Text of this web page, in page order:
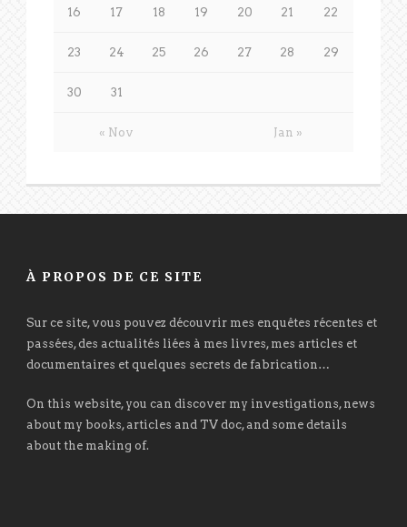
« Nov Jan »
16 17 18 19 20 21 22
23 24 25 26 27 28 29
30 31
À PROPOS DE CE SITE
Sur ce site, vous pouvez découvrir mes enquêtes récentes et
passées, des actualités liées à mes livres, mes articles et
documentaires et quelques secrets de fabrication…
On this website, you can discover my investigations, news
about my books, articles and TV doc, and some details
about the making of.